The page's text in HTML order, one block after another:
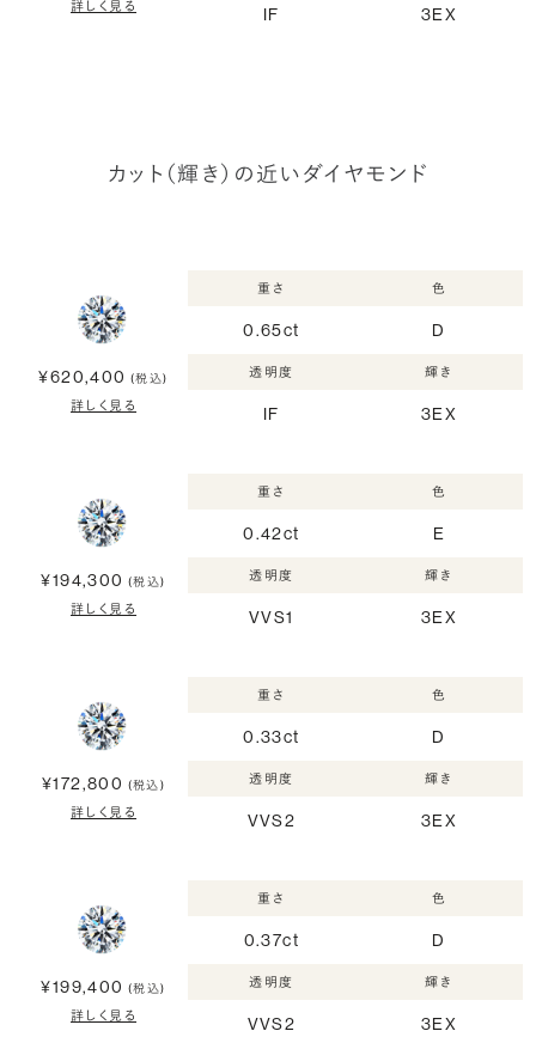
詳しく見る IF 3EX
カット（輝き）の近いダイヤモンド
¥620,400 (税込)
詳しく見る
重さ
0.65ct
色
D
透明度
IF
輝き
3EX
¥194,300 (税込)
詳しく見る
重さ
0.42ct
色
E
透明度
VVS1
輝き
3EX
¥172,800 (税込)
詳しく見る
重さ
0.33ct
色
D
透明度
VVS2
輝き
3EX
¥199,400 (税込)
詳しく見る
重さ
0.37ct
色
D
透明度
VVS2
輝き
3EX